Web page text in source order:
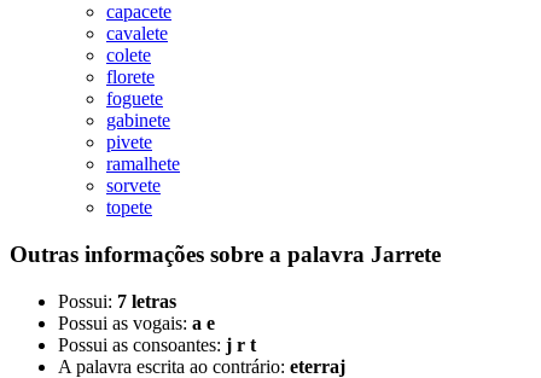
capacete
cavalete
colete
florete
foguete
gabinete
pivete
ramalhete
sorvete
topete
Outras informações sobre a palavra Jarrete
Possui: 7 letras
Possui as vogais: a e
Possui as consoantes: j r t
A palavra escrita ao contrário: eterraj